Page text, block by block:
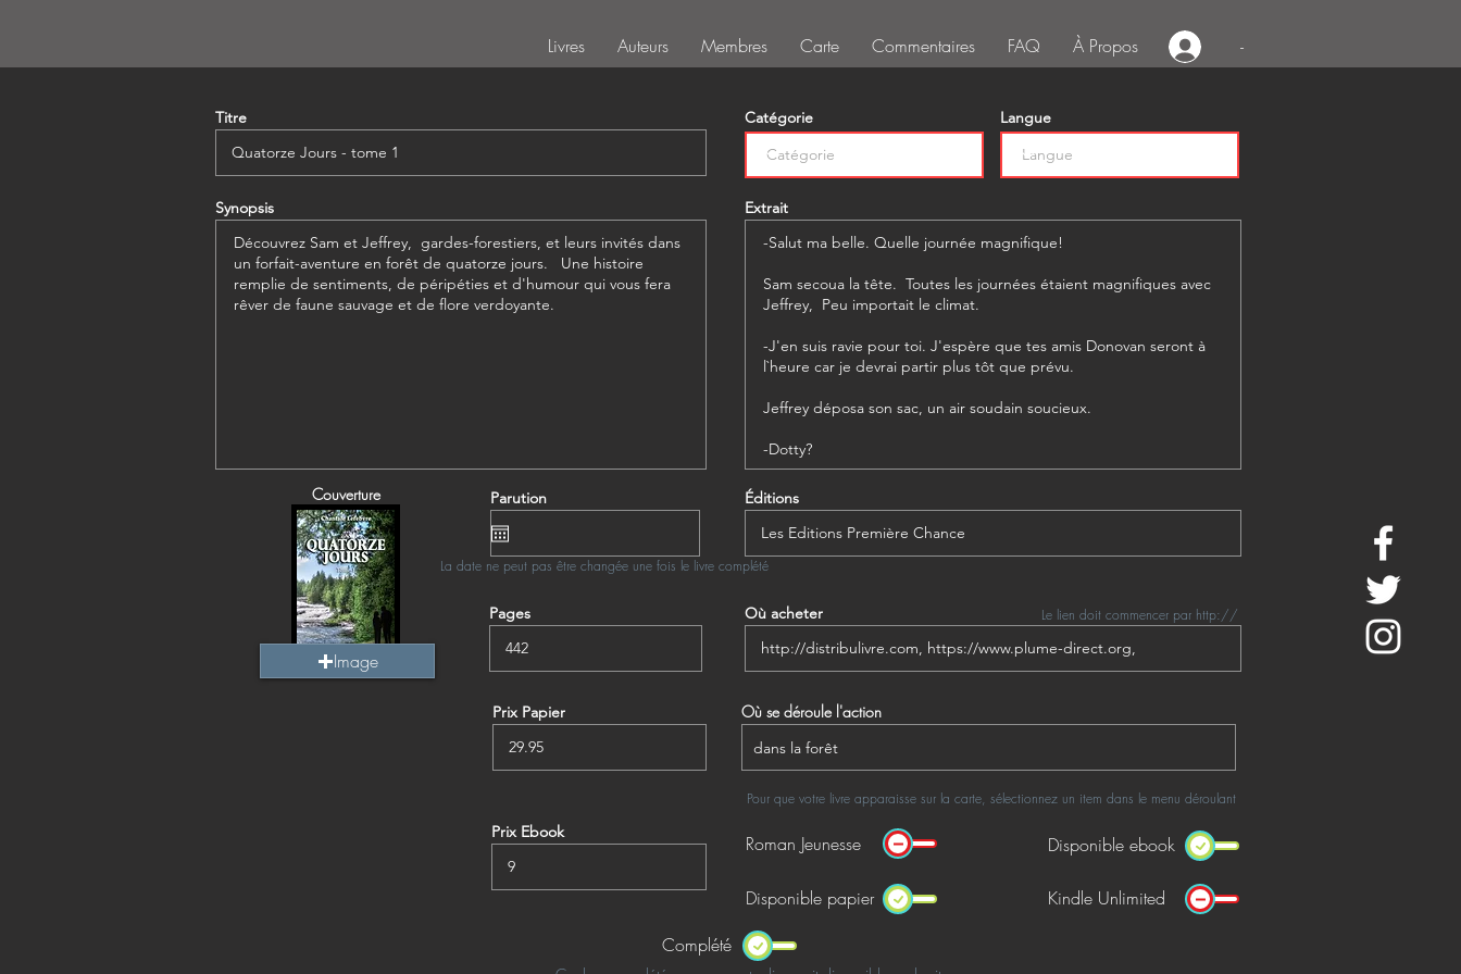
Livres Auteurs Membres Carte Commentaires FAQ À Propos -
Titre Catégorie Langue
Synopsis Extrait
Éditions
Pages
Parution
La date ne peut pas être changée une fois le livre complété
Couverture
Image
Le lien doit commencer par http://
Où acheter
Prix Papier Où se déroule l'action
Pour que votre livre apparaisse sur la carte, sélectionnez un item dans le menu déroulant
Prix Ebook Roman Jeunesse
Disponible papier
Disponible ebook
Kindle Unlimited
Complété